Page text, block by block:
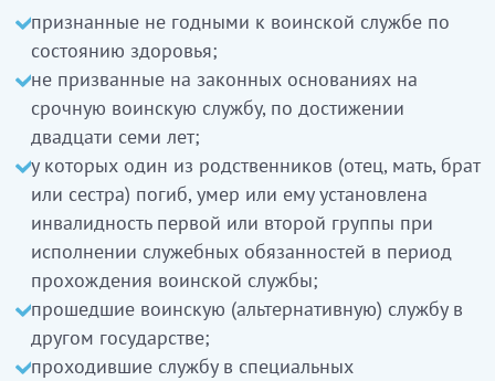
признанные не годными к воинской службе по
состоянию здоровья;
не призванные на законных основаниях на
срочную воинскую службу, по достижении
двадцати семи лет;
у которых один из родственников (отец, мать, брат
или сестра) погиб, умер или ему установлена
инвалидность первой или второй группы при
исполнении служебных обязанностей в период
прохождения воинской службы;
прошедшие воинскую (альтернативную) службу в
другом государстве;
проходившие службу в специальных